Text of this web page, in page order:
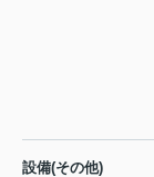
設備(その他)